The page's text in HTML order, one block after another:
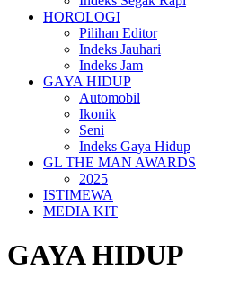
HOROLOGI
Pilihan Editor
Indeks Jauhari
Indeks Jam
GAYA HIDUP
Automobil
Ikonik
Seni
Indeks Gaya Hidup
GL THE MAN AWARDS
2025
ISTIMEWA
MEDIA KIT
GAYA HIDUP